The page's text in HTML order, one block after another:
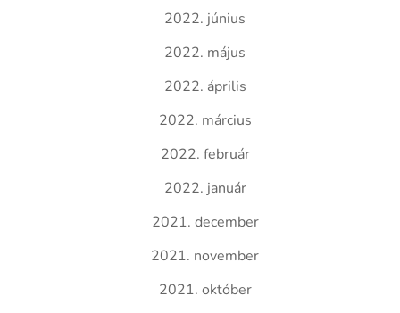
2022. június
2022. május
2022. április
2022. március
2022. február
2022. január
2021. december
2021. november
2021. október